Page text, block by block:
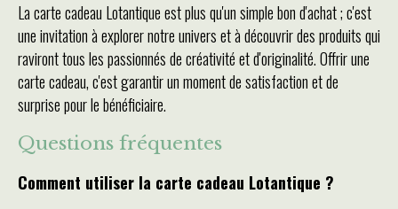
La carte cadeau Lotantique est plus qu'un simple bon d'achat ; c'est
une invitation à explorer notre univers et à découvrir des produits qui
raviront tous les passionnés de créativité et d'originalité. Offrir une
carte cadeau, c'est garantir un moment de satisfaction et de
surprise pour le bénéficiaire.
Questions fréquentes
Comment utiliser la carte cadeau Lotantique ?